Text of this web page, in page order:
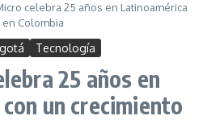
celebra 25 años en Latinoamérica
Colombia
Tecnología
25 años en
un crecimiento